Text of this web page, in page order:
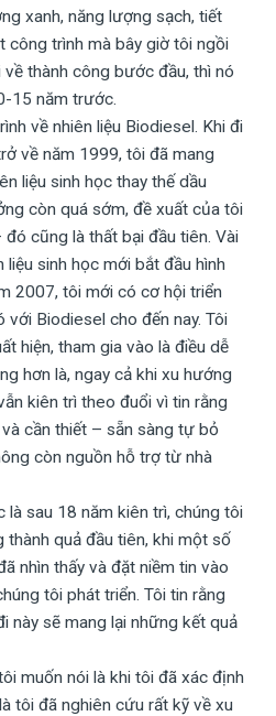
xanh, năng lượng sạch, tiết
công trình mà bây giờ tôi ngồi
thành công bước đầu, thì nó
15 năm trước.
về nhiên liệu Biodiesel. Khi đi
về năm 1999, tôi đã mang
liệu sinh học thay thế dầu
còn quá sớm, đề xuất của tôi
cũng là thất bại đầu tiên. Vài
liệu sinh học mới bắt đầu hình
2007, tôi mới có cơ hội triển
Biodiesel cho đến nay. Tôi
hiện, tham gia vào là điều dễ
hơn là, ngay cả khi xu hướng
kiên trì theo đuổi vì tin rằng
cần thiết – sẵn sàng tự bỏ
còn nguồn hỗ trợ từ nhà
là sau 18 năm kiên trì, chúng tôi
thành quả đầu tiên, khi một số
nhìn thấy và đặt niềm tin vào
tôi phát triển. Tôi tin rằng
này sẽ mang lại những kết quả
muốn nói là khi tôi đã xác định
tôi đã nghiên cứu rất kỹ về xu